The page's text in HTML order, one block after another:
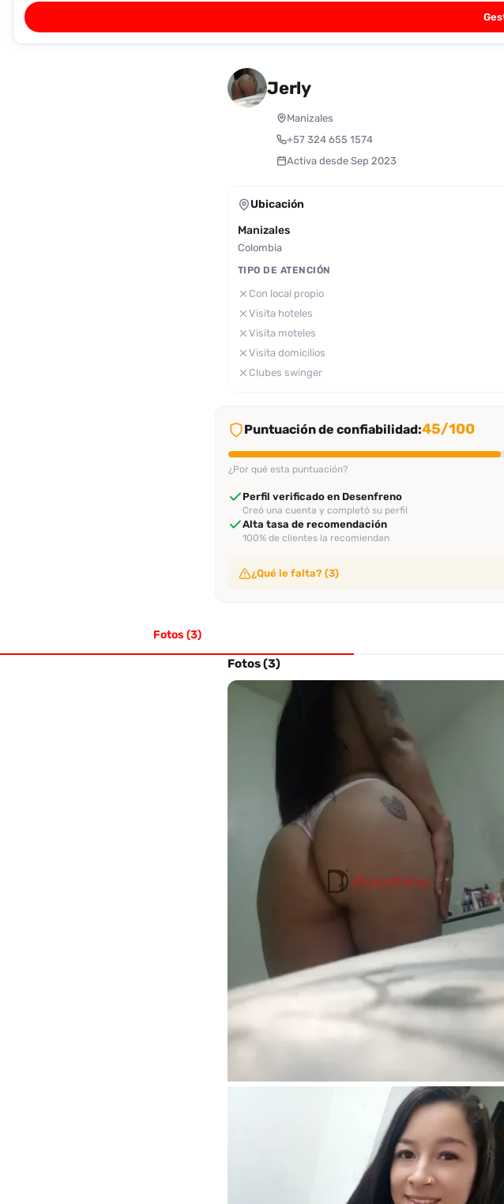
Jerly
Manizales
+57 324 655 1574
Activa desde Sep 2023
Ubicación
Manizales
Colombia
TIPO DE ATENCIÓN
Con local propio
Visita hoteles
Visita moteles
Visita domicilios
Clubes swinger
Puntuación de confiabilidad:45/100
¿Por qué esta puntuación?
Perfil verificado en Desenfreno
Creó una cuenta y completó su perfil
Alta tasa de recomendación
100% de clientes la recomiendan
¿Qué le falta? (3)
Sin evaluación reciente
Fotos (3)
Fotos (3)